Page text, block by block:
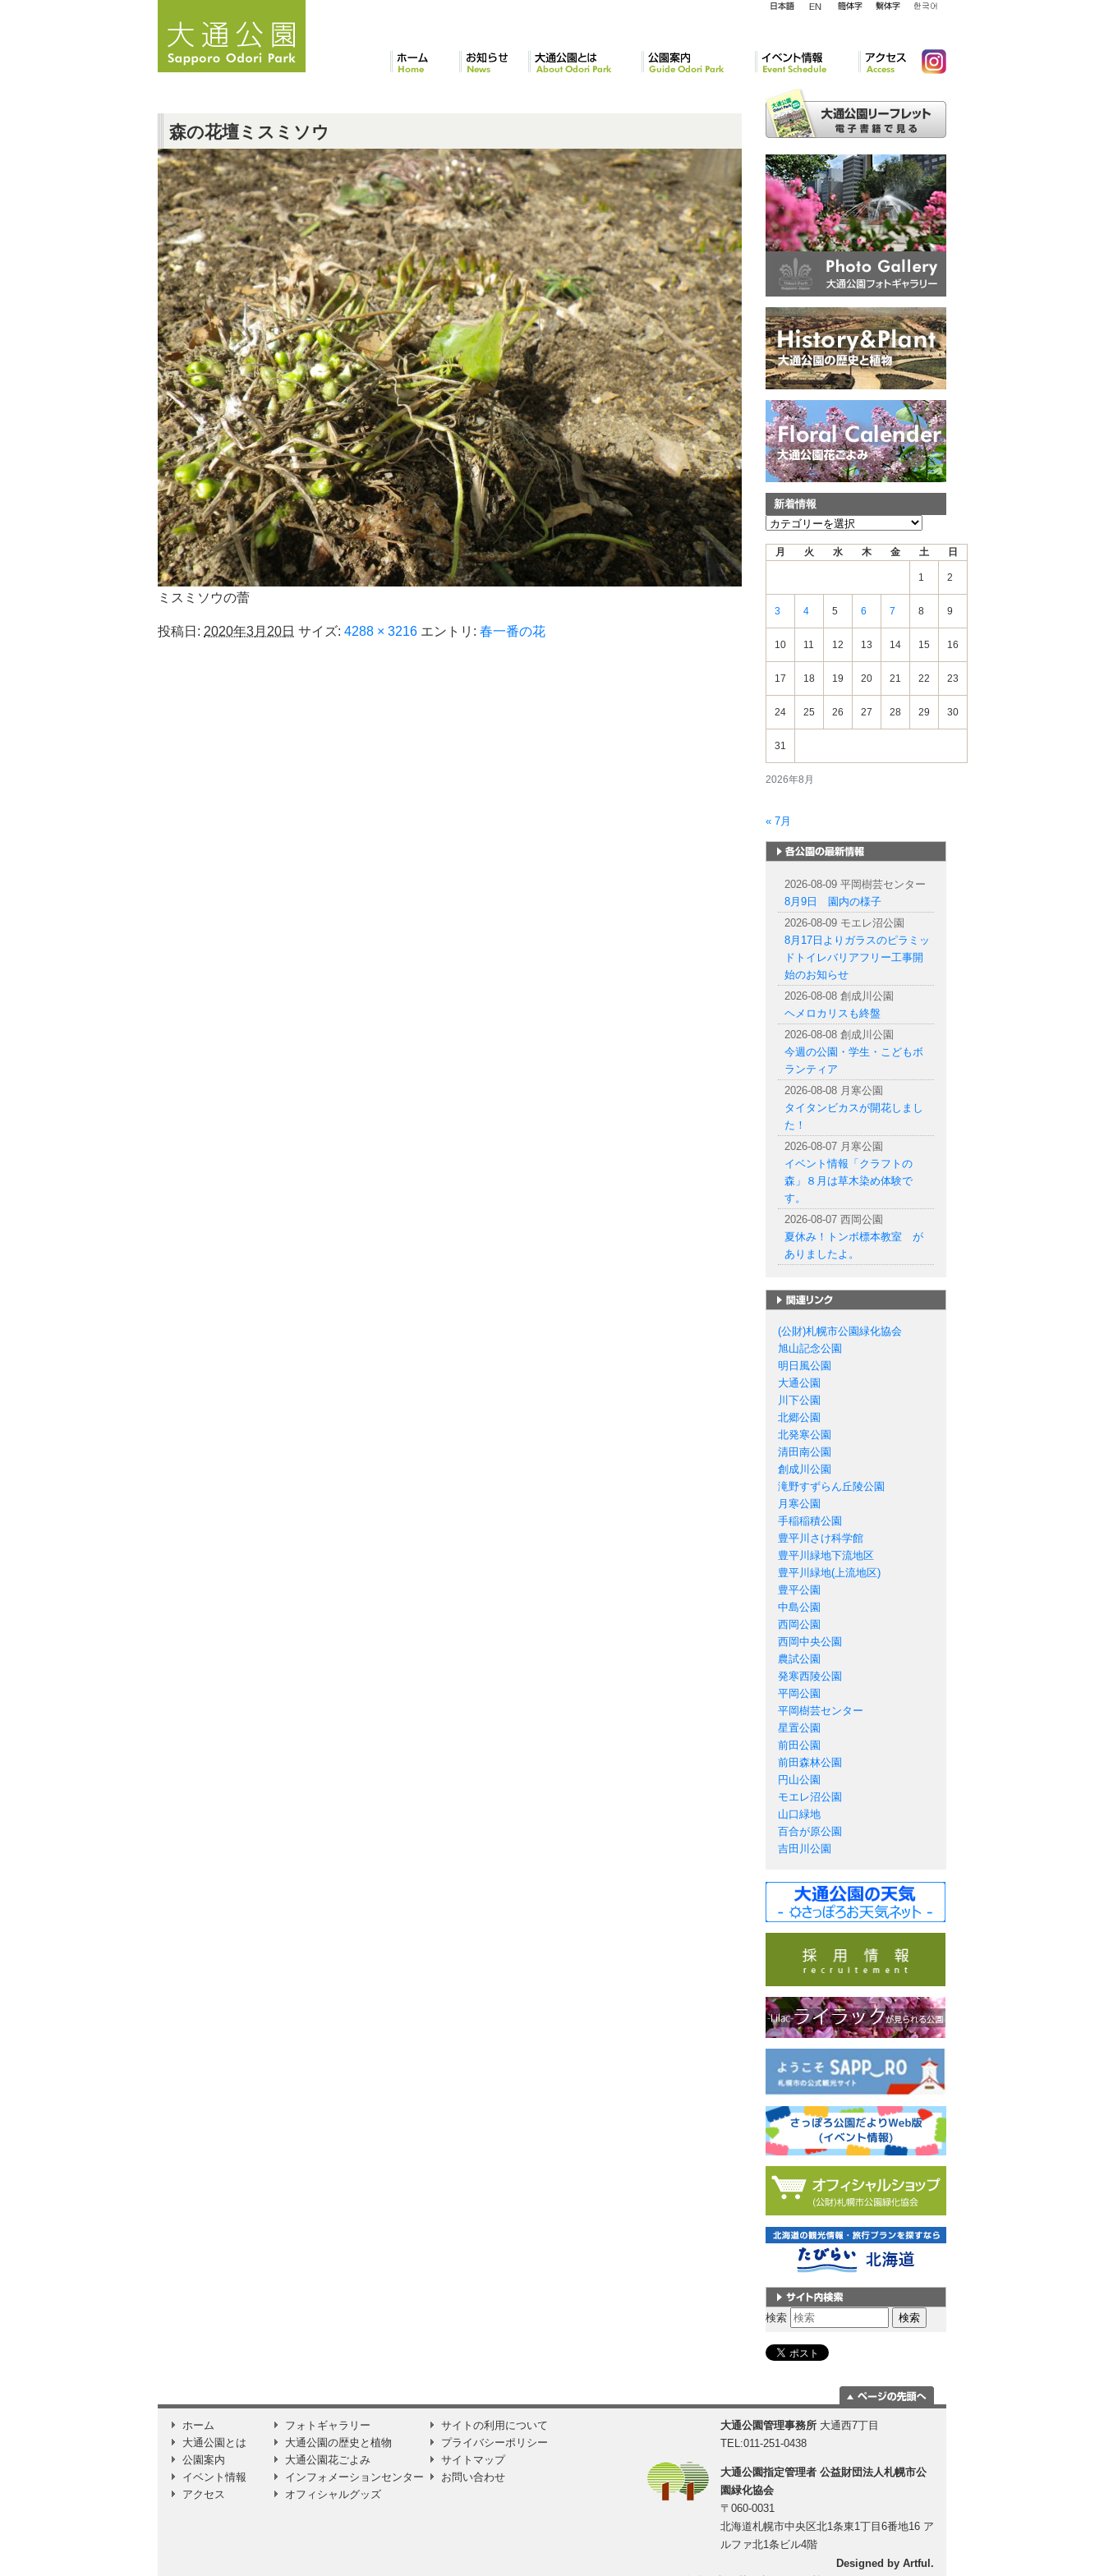
ス
森の花壇ミスミソウ
ミスミソウの蕾
投稿日: 2020年3月20日 サイズ: 4288 × 3216 エントリ: 春一番の花
新着情報
新
2026年8月
月 火 水 木 金 土 日
1 2
3 4 5 6 7 8 9
10 11 12 13 14 15 16
17 18 19 20 21 22 23
24 25 26 27 28 29 30
31
« 7月
2026-08-09 平岡樹芸センター
8月9日 園内の様子
2026-08-09 モエレ沼公園
8月17日よりガラスのピラミッ
ドトイレバリアフリー工事開
始のお知らせ
2026-08-08 創成川公園
ヘメロカリスも終盤
2026-08-08 創成川公園
今週の公園・学生・こどもボ
ランティア
2026-08-08 月寒公園
タイタンビカスが開花しまし
た！
2026-08-07 月寒公園
イベント情報「クラフトの
森」８月は草木染め体験で
す。
2026-08-07 西岡公園
夏休み！トンボ標本教室 が
ありましたよ。
(公財)札幌市公園緑化協会
旭山記念公園
明日風公園
大通公園
川下公園
北郷公園
北発寒公園
清田南公園
創成川公園
滝野すずらん丘陵公園
月寒公園
手稲稲積公園
豊平川さけ科学館
豊平川緑地下流地区
豊平川緑地(上流地区)
豊平公園
中島公園
西岡公園
西岡中央公園
農試公園
発寒西陵公園
平岡公園
平岡樹芸センター
星置公園
前田公園
前田森林公園
円山公園
モエレ沼公園
山口緑地
百合が原公園
吉田川公園
サイト内検索
検索
に移動
ホーム
大通公園とは
公園案内
イベント情報
アクセス
フォトギャラリー
大通公園の歴史と植物
大通公園花ごよみ
インフォメーションセンター
オフィシャルグッズ
サイトの利用について
プライバシーポリシー
サイトマップ
お問い合わせ
大通公園管理事務所 大通西7丁目
TEL:011-251-0438
大通公園指定管理者 公益財団法人札幌市公
園緑化協会
〒060-0031
北海道札幌市中央区北1条東1丁目6番地16 ア
ルファ北1条ビル4階
Designed by Artful.